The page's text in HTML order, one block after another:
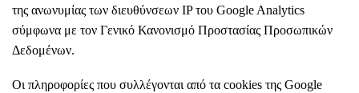
της ανωνυμίας των διευθύνσεων IP του Google Analytics
σύμφωνα με τον Γενικό Κανονισμό Προστασίας Προσωπικών
Δεδομένων.
Οι πληροφορίες που συλλέγονται από τα cookies της Google